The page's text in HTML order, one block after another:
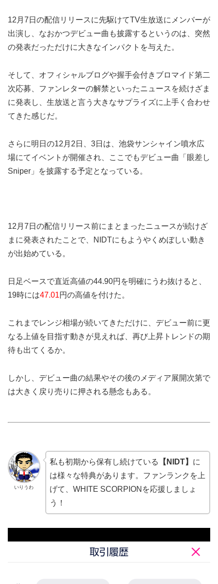
12月7日の配信リリースに先駆けてTV生放送にメンバーが
出演し、なおかつデビュー曲も披露するというのは、突然
の発表だっただけに大きなインパクトを与えた。
そして、オフィシャルブログや握手会付きブロマイド第二
次応募、ファンレターの解禁といったニュースを続けざま
に発表し、生放送と言う大きなサプライズに上手く合わせ
てきた感じだ。
さらに明日の12月2日、3日は、池袋サンシャイン噴水広
場にてイベントが開催され、ここでもデビュー曲「眼差し
Sniper」を披露する予定となっている。
12月7日の配信リリース前にまとまったニュースが続けざ
まに発表されたことで、NIDTにもようやくめぼしい動き
が出始めている。
日足ベースで直近高値の44.90円を明確にうわ抜けると、
19時には47.01円の高値を付けた。
これまでレンジ相場が続いてきただけに、デビュー前に更
なる上値を目指す動きが見えれば、再び上昇トレンドの期
待も出てくるか。
しかし、デビュー曲の結果やその後のメディア展開次第で
は大きく戻り売りに押される懸念もある。
いりうわ
私も初期から保有し続けている 【NIDT】 に
は様々な特典があります。ファンランクを上
げて、WHITE SCORPIONを応援しましょ
う！